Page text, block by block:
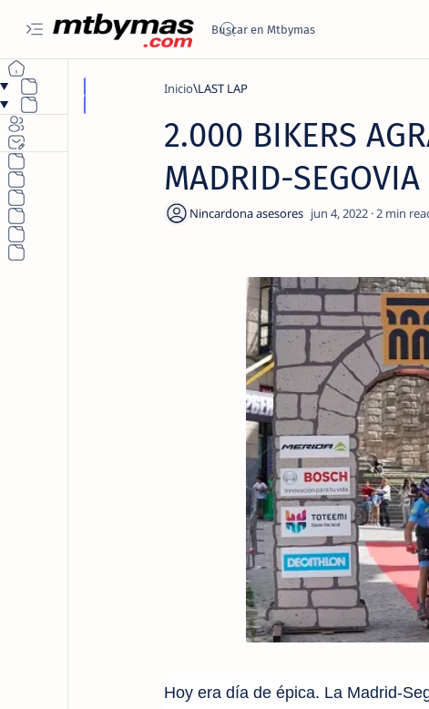
Inicio LAST LAP
2.000 BIKERS
MADRID-
2
Hoy era día de épica. La Madrid-